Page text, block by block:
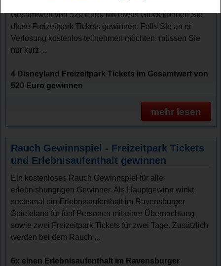
Gesamtwert von 520 Euro. Mit etwas Glück können Sie
diese Freizeitpark Tickets gewinnen. Falls Sie an er
Verlosung kostenlos teilnehmen möchten, müssen Sie
nur kurz ...
4 Disneyland Freizeitpark Tickets im Gesamtwert von
520 Euro gewinnen
mehr lesen
Rauch Gewinnspiel - Freizeitpark Tickets
und Erlebnisaufenthalt gewinnen
Ein kostenloses Rauch Gewinnspiel für alle
erlebnishungrigen Gewinner. Als Hauptgewinn winkt
sechsmal ein Erlebnisaufenthalt im Ravensburger
Spieleland für fünf Personen mit einer Übernachtung
sowie zwei Freizeitpark Tickets für zwei Tage. Zusätzlich
werden bei dem Rauch ...
6x einen Erlebnisaufenthalt im Ravensburger